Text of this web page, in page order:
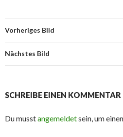
Vorheriges Bild
Nächstes Bild
SCHREIBE EINEN KOMMENTAR
Du musstangemeldetsein, um